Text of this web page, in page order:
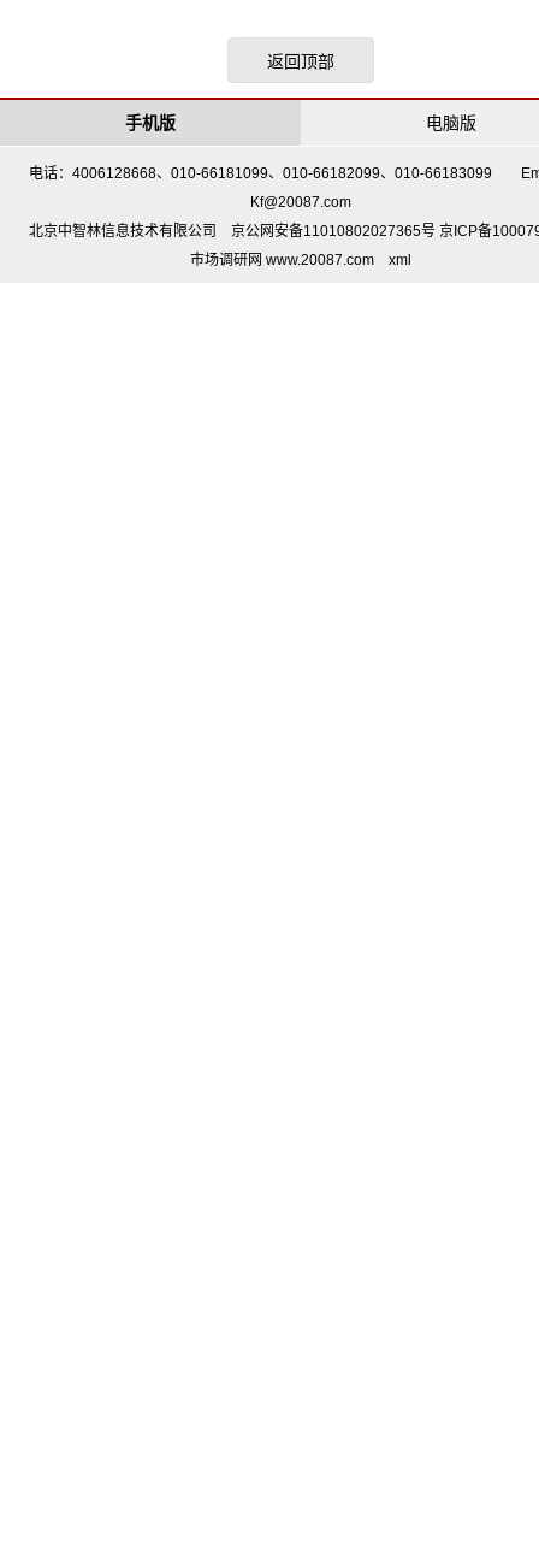
返回顶部
电脑版
手机版
电话：4006128668、010-66181099、010-66182099、010-66183099
Kf@20087.com
北京中智林信息技术有限公司 京公网安备11010802027365号 京ICP备
市场调研网 www.20087.com
xml